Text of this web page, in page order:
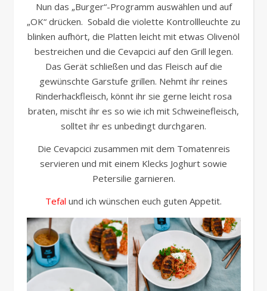
Nun das „Burger“-Programm auswählen und auf
„OK“ drücken. Sobald die violette Kontrollleuchte zu
blinken aufhört, die Platten leicht mit etwas Olivenöl
bestreichen und die Cevapcici auf den Grill legen.
Das Gerät schließen und das Fleisch auf die
gewünschte Garstufe grillen. Nehmt ihr reines
Rinderhackfleisch, könnt ihr sie gerne leicht rosa
braten, mischt ihr es so wie ich mit Schweinefleisch,
solltet ihr es unbedingt durchgaren.
Die Cevapcici zusammen mit dem Tomatenreis
servieren und mit einem Klecks Joghurt sowie
Petersilie garnieren.
Tefal und ich wünschen euch guten Appetit.